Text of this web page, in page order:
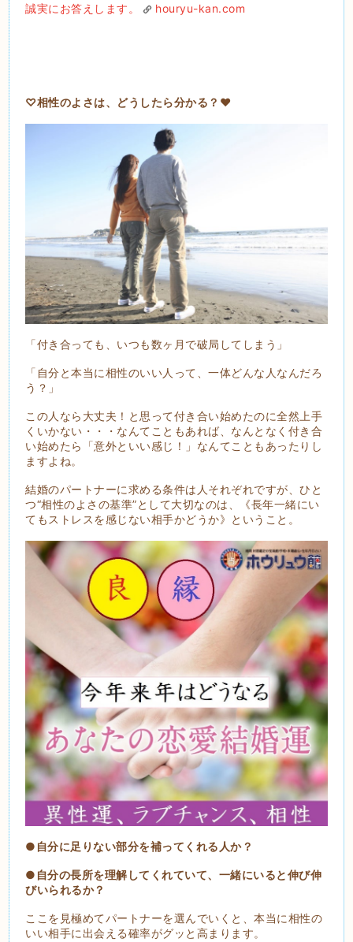
誠実にお答えします。 houryu-kan.com
♡相性のよさは、どうしたら分かる？ ❤
「付き合っても、いつも数ヶ月で破局してしまう」
「自分と本当に相性のいい人って、一体どんな人なんだろ
う？」
この人なら大丈夫！と思って付き合い始めたのに全然上手
くいかない・・・なんてこともあれば、なんとなく付き合
い始めたら「意外といい感じ！」なんてこともあったりし
ますよね。
結婚のパートナーに求める条件は人それぞれですが、ひと
つ“相性のよさの基準”として大切なのは、《長年一緒にい
てもストレスを感じない相手かどうか》ということ。
●自分に足りない部分を補ってくれる人か？
●自分の長所を理解してくれていて、一緒にいると伸び伸
びいられるか？
ここを見極めてパートナーを選んでいくと、本当に相性の
いい相手に出会える確率がグッと高まります。